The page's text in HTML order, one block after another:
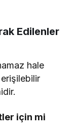
Edilenler
hale
için mi